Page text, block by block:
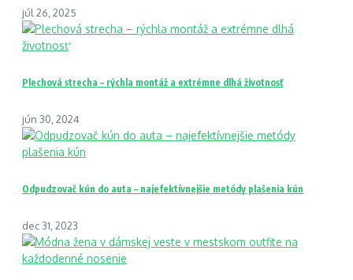
júl 26, 2025
Plechová strecha – rýchla montáž a extrémne dlhá životnosť
jún 30, 2024
Odpudzovač kún do auta – najefektívnejšie metódy plašenia kún
dec 31, 2023